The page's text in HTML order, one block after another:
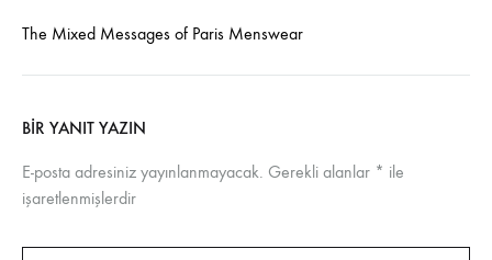
The Mixed Messages of Paris Menswear
BIR YANIT YAZIN
E-posta adresiniz yayınlanmayacak. Gerekli alanlar * ile
işaretlenmişlerdir